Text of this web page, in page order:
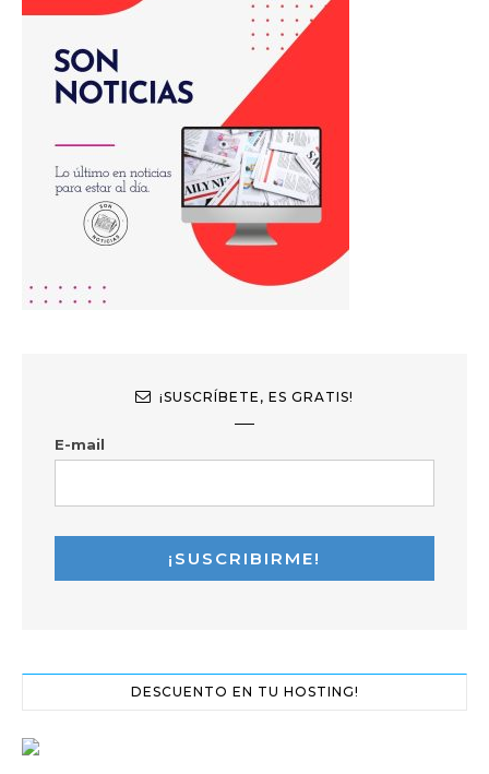
¡SUSCRÍBETE, ES GRATIS!
E-mail
DESCUENTO EN TU HOSTING!